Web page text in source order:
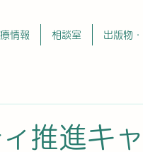
情報 相談室 出版物
推進キャ